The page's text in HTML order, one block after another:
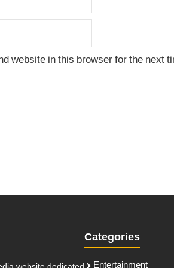
website in this browser for the next
Categories
Entertainment